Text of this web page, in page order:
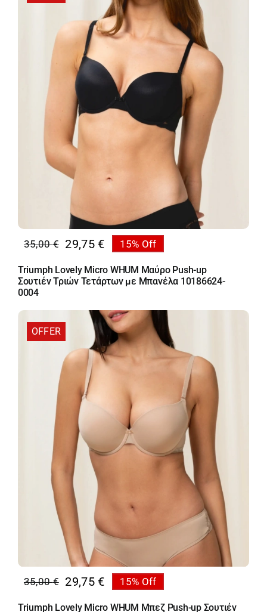
35,00€
Original
price
was:
35,00 €.
29,75 €
Η
τρέχουσα
τιμή
είναι:
29,75 €.
15% Off
Triumph Lovely Micro WHUM Μαύρο Push-up
Σουτιέν Τριών Τετάρτων με Μπανέλα 10186624-
0004
OFFER
35,00€
Original
price
29,75 €
Η
τρέχουσα
15% Off
Triumph Lovely Micro WHUM Μπεζ Push-up Σουτιέν